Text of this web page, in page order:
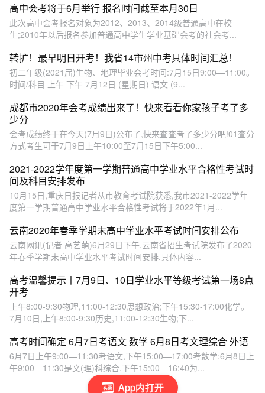
App内打开
高中会考将于6月举行 报名时间截至本月30日
此次高中会考报名对象为2012、2013、2014级普通高中在校
生;2010年以后报名参加普通高中学生学业基础会考的社会考...
转扩！最早明日开考！我省14市州中考具体时间汇总！
初二年级(2021届)生物、地理毕业会考时间:7月15日9:00—11:00。
时间/科目 上午 下午 7月12日 (星期日) 语文 (9...
成都市2020年会考成绩出来了！快来看看你家孩子考了多
少分
会考成绩终于在今天(7月9日)公布了,快来查查考了多少分吧!01查分
方式考生可于7月9日上午10:00至7月15日下午5:00...
2021-2022学年度第一学期普通高中学业水平合格性考试时
间及科目安排发布
10月15日,重庆日报记者从市教育考试院获悉,我市2021-2022学年
度第一学期普通高中学业水平合格性考试将于2022年1月...
云南2020年春季学期末高中学业水平考试时间安排公布
云南网讯(记者 高艺萌)6月29日下午,云南省招生考试院发布了2020
年春季学期末高中学业水平考试时间安排,具体内容...
高考温馨提示丨7月9日、10日学业水平等级考试第一场8点
开考
上午8:00-9:30物理,11:00-12:30思想政治;下午15:30-17:00化学。
7月10日,上午8:00-9:30历史,11:00-12:30生物;下...
高考时间确定 6月7日考语文 数学 6月8日考文理综合 外语
6月7日上午9:00—11:30考语文,下午15:00—17:00考数学;6月8日上
午9:00—11:30是文(理)科综合,下午15:00—16:40为...